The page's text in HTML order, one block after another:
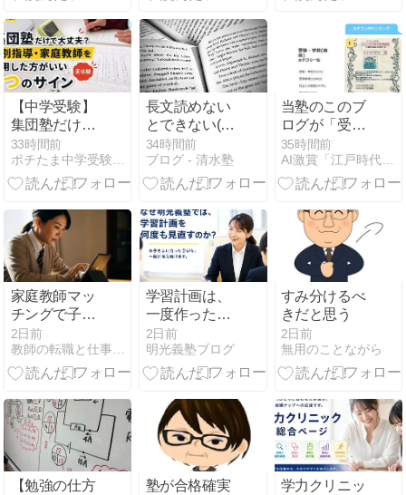
葉の進学塾学
志館（個別指
導・習い事）
【中学受験】
集団塾だけで
大丈夫？個別
指導・家庭教
師を併用した
のサイン【実
体験】
33時間前
長文読めない
とできない(中
3英語)
34時間前
ブログ - 清水塾
当塾のこのブ
ログが「受験
学校」部門９
１０３サイト
中１位
35時間前
家庭教師マッ
チングで子供
に合う先生を
探す方法・サ
ービス8選
2日前
教師の転職と仕事の本音
学習計画は、
一度作ったら
終わりではあ
りません。
2日前
明光義塾ブログ
すみ分けるべ
きだと思う
2日前
無用のことながら
【勉強の仕方
塾が合格確実
学力クリニッ